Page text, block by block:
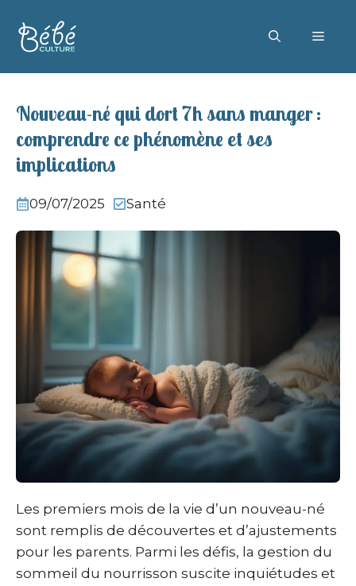
contenu
Nouveau-né qui dort 7h sans manger :
comprendre ce phénomène et ses
implications
09/07/2025 Santé
Les premiers mois de la vie d’un nouveau-né
sont remplis de découvertes et d’ajustements
pour les parents. Parmi les défis, la gestion du
sommeil du nourrisson suscite inquiétudes et